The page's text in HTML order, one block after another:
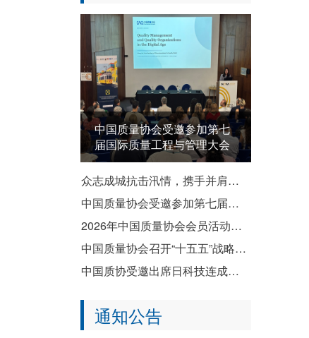
中国质量协会受邀参加第七
届国际质量工程与管理大会
众志成城抗击汛情，携手并肩共渡难关——致全国质协系统各成员单位防汛救灾倡议书
中国质量协会受邀参加第七届国际质量工程与管理大会
2026年中国质量协会会员活动暨企业质量文化建设推进交流活动成功举办
中国质量协会召开“十五五”战略规划宣贯会
中国质协受邀出席日科技连成立80周年纪念演讲会暨纪念祝贺会
通知公告